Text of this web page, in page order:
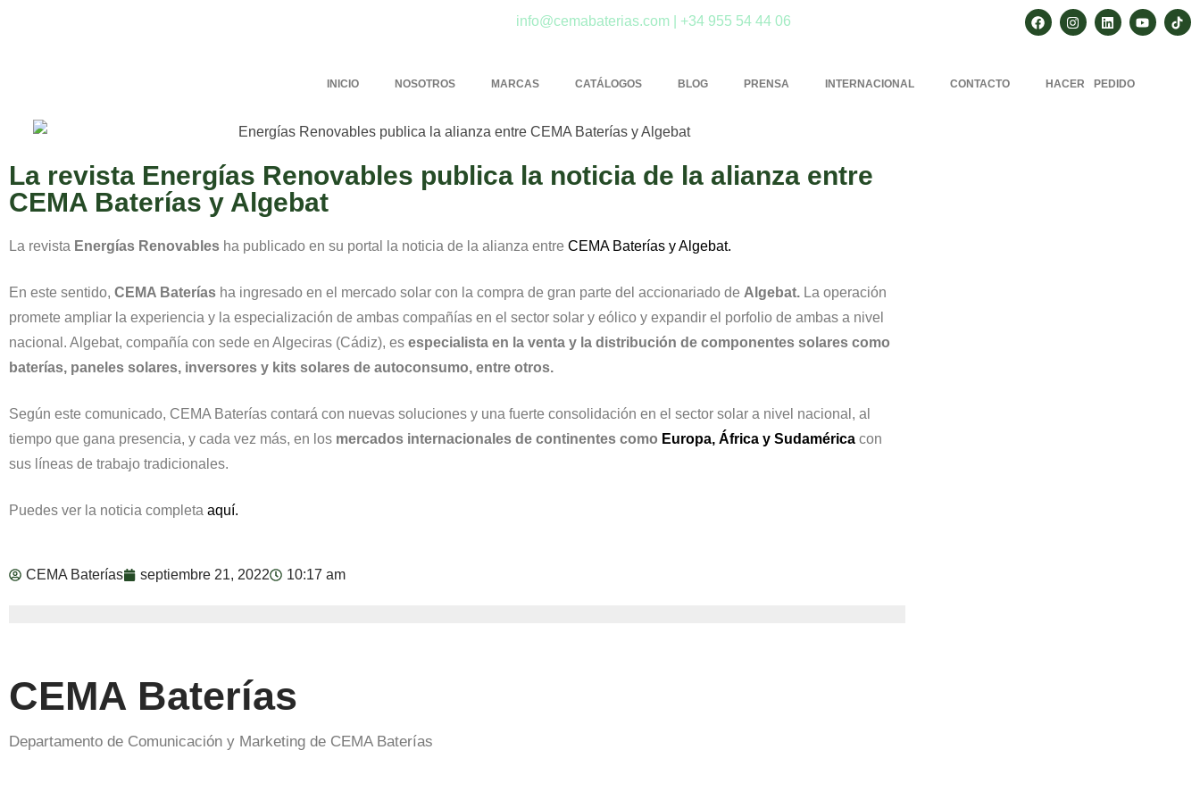
info@cemabaterias.com | +34 955 54 44 06
INICIO NOSOTROS MARCAS CATÁLOGOS BLOG PRENSA INTERNACIONAL CONTACTO HACER PEDIDO
La revista Energías Renovables publica la noticia de la alianza entre
CEMA Baterías y Algebat
La revista Energías Renovables ha publicado en su portal la noticia de la alianza entre CEMA Baterías y Algebat.
En este sentido, CEMA Baterías ha ingresado en el mercado solar con la compra de gran parte del accionariado de Algebat. La operación
promete ampliar la experiencia y la especialización de ambas compañías en el sector solar y eólico y expandir el porfolio de ambas a nivel
nacional. Algebat, compañía con sede en Algeciras (Cádiz), es especialista en la venta y la distribución de componentes solares como
baterías, paneles solares, inversores y kits solares de autoconsumo, entre otros.
Según este comunicado, CEMA Baterías contará con nuevas soluciones y una fuerte consolidación en el sector solar a nivel nacional, al
tiempo que gana presencia, y cada vez más, en los mercados internacionales de continentes como Europa, África y Sudamérica con
sus líneas de trabajo tradicionales.
Puedes ver la noticia completa aquí.
CEMA Baterías septiembre 21, 2022 10:17 am
CEMA Baterías
Departamento de Comunicación y Marketing de CEMA Baterías